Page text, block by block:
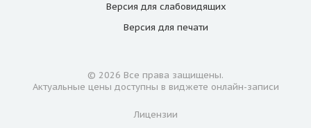
Версия для слабовидящих
Версия для печати
© 2026 Все права защищены.
Актуальные цены доступны в виджете онлайн-записи
Лицензии